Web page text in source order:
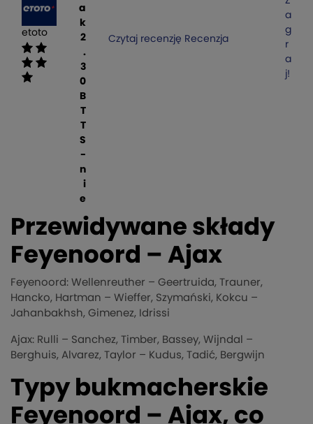
etoto
a
k
2
.
3
0
B
T
T
S
-
n
i
e
Czytaj recenzję Recenzja
a
g
r
a
j!
Przewidywane składy
Feyenoord – Ajax
Feyenoord: Wellenreuther – Geertruida, Trauner,
Hancko, Hartman – Wieffer, Szymański, Kokcu –
Jahanbakhsh, Gimenez, Idrissi
Ajax: Rulli – Sanchez, Timber, Bassey, Wijndal –
Berghuis, Alvarez, Taylor – Kudus, Tadić, Bergwijn
Typy bukmacherskie
Feyenoord – Ajax, co